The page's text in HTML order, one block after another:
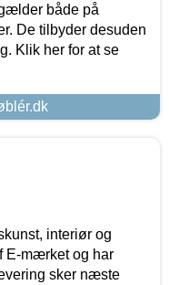
både på
De tilbyder desuden
Klik her for at se
interiør og
E-mærket og har
sker næste